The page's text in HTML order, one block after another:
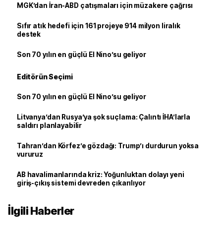
MGK’dan İran-ABD çatışmaları için müzakere çağrısı
Sıfır atık hedefi için 161 projeye 914 milyon liralık
destek
Son 70 yılın en güçlü El Nino’su geliyor
Editörün Seçimi
Son 70 yılın en güçlü El Nino’su geliyor
Litvanya’dan Rusya’ya şok suçlama: Çalıntı İHA’larla
saldırı planlayabilir
Tahran’dan Körfez’e gözdağı: Trump’ı durdurun yoksa
vururuz
AB havalimanlarında kriz: Yoğunluktan dolayı yeni
giriş-çıkış sistemi devreden çıkarılıyor
İlgili Haberler